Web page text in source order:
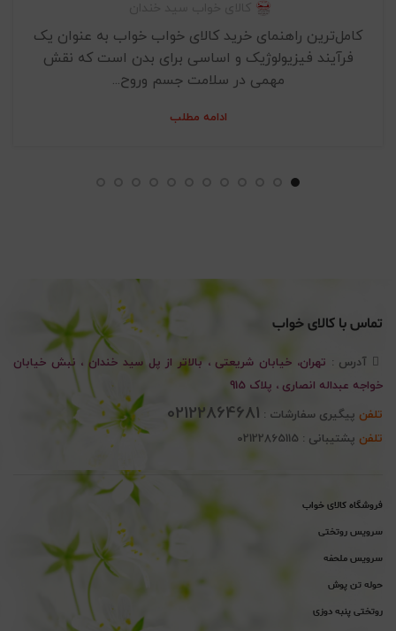
کامل‌ترین راهنمای خرید کالای خواب خواب به عنوان یک
فرآیند فیزیولوژیک و اساسی برای بدن است که نقش
مهمی در سلامت جسم وروح...
ادامه مطلب
تماس با کالای خواب
آدرس : تهران، خیابان شریعتی ، بالاتر از پل سید خندان ، نبش خیابان
خواجه عبداله انصاری ، پلاک 915
تلفن پیگیری سفارشات : 02122864681
تلفن پشتیبانی : 02122865115
فروشگاه کالای خواب
سرویس روتختی
سرویس ملحفه
حوله تن پوش
روتختی پنبه دوزی